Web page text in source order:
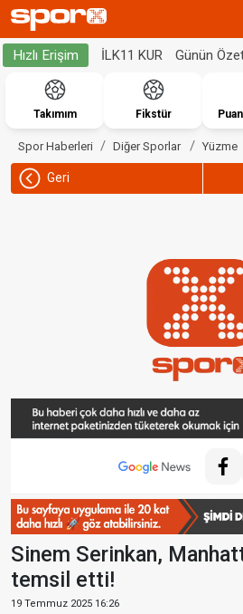
Hızlı Erişim İLK11 KUR Günün
Takımım Fikstür
Spor Haberleri Diğer Sporlar Yüzme
Geri
Sinem Serinkan,
temsil etti!
19 Temmuz 2025 16:26